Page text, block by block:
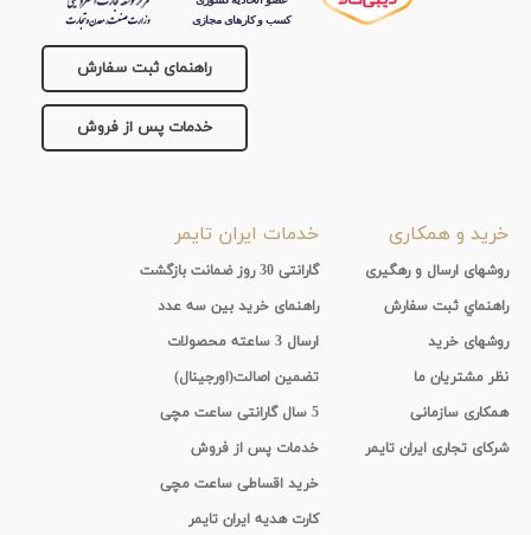
راهنمای ثبت سفارش
خدمات پس از فروش
خرید و همکاری
روشهای ارسال و رهگیری
راهنماي ثبت سفارش
روشهای خرید
نظر مشتریان ما
همکاری سازمانی
شرکای تجاری ایران تایمر
خدمات ایران تایمر
گارانتی 30 روز ضمانت بازگشت
راهنمای خرید بین سه عدد
ارسال 3 ساعته محصولات
تضمین اصالت(اورجینال)
5 سال گارانتی ساعت مچی
خدمات پس از فروش
خرید اقساطی ساعت مچی
کارت هدیه ایران تایمر